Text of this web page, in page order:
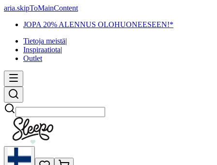
aria.skipToMainContent
JOPA 20% ALENNUS OLOHUONEESEEN!*
Tietoja meistä|
Inspiraatiota|
Outlet
Etsi